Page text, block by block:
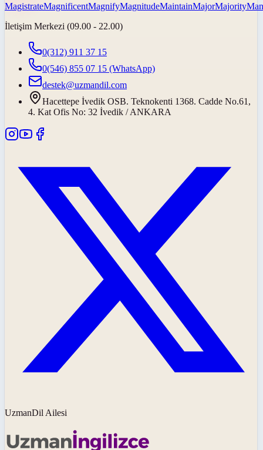
MagistrateMagnificentMagnifyMagnitudeMaintainMajorMajority
İletişim Merkezi (09.00 - 22.00)
0(312) 911 37 15
0(546) 855 07 15 (WhatsApp)
destek@uzmandil.com
Hacettepe İvedik OSB. Teknokenti 1368. Cadde No.61,
4. Kat Ofis No: 32 İvedik / ANKARA
UzmanDil Ailesi